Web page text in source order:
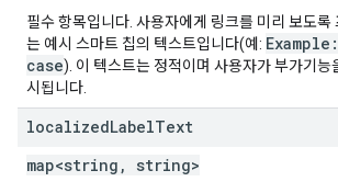
필수 항목입니다. 사용자에게 링크를 미리 보도록
는 예시 스마트 칩의 텍스트입니다(예:
case). 이 텍스트는 정적이며 사용자가 부가기능
시됩니다.
localizedLabelText
map<string, string>